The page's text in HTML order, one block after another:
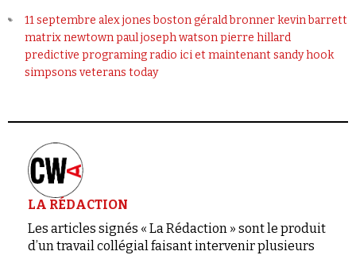
11 septembre alex jones bostongérald bronnerkevin barrett
matrixnewtownpaul joseph watsonpierre hillard
predictive programingradio ici et maintenantsandy hook
simpsons veterans today
LA RÉDACTION
Les articles signés « La Rédaction » sont le produit
d’un travail collégial faisant intervenir plusieurs